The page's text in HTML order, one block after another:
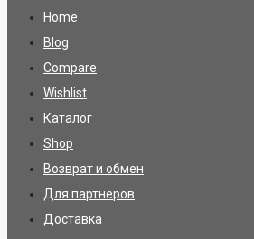
Home
Blog
Compare
Wishlist
Каталог
Shop
Возврат и обмен
Для партнеров
Доставка